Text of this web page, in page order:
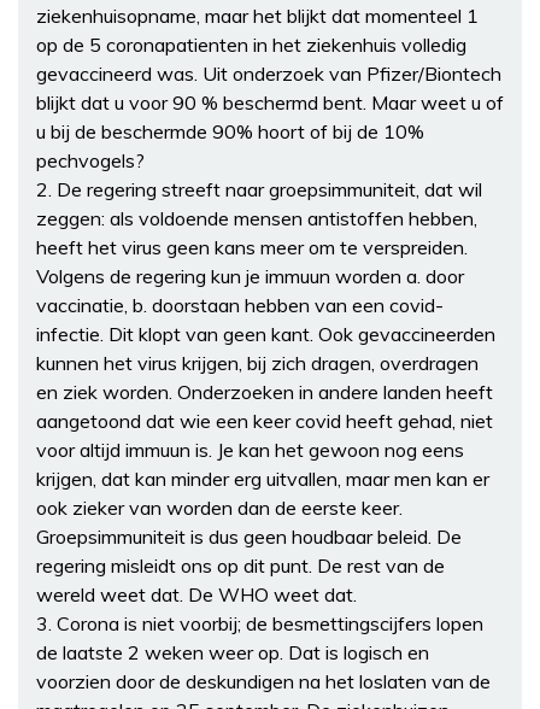
ziekenhuisopname, maar het blijkt dat momenteel 1
op de 5 coronapatienten in het ziekenhuis volledig
gevaccineerd was. Uit onderzoek van Pfizer/Biontech
blijkt dat u voor 90 % beschermd bent. Maar weet u of
u bij de beschermde 90% hoort of bij de 10%
pechvogels?
2. De regering streeft naar groepsimmuniteit, dat wil
zeggen: als voldoende mensen antistoffen hebben,
heeft het virus geen kans meer om te verspreiden.
Volgens de regering kun je immuun worden a. door
vaccinatie, b. doorstaan hebben van een covid-
infectie. Dit klopt van geen kant. Ook gevaccineerden
kunnen het virus krijgen, bij zich dragen, overdragen
en ziek worden. Onderzoeken in andere landen heeft
aangetoond dat wie een keer covid heeft gehad, niet
voor altijd immuun is. Je kan het gewoon nog eens
krijgen, dat kan minder erg uitvallen, maar men kan er
ook zieker van worden dan de eerste keer.
Groepsimmuniteit is dus geen houdbaar beleid. De
regering misleidt ons op dit punt. De rest van de
wereld weet dat. De WHO weet dat.
3. Corona is niet voorbij; de besmettingscijfers lopen
de laatste 2 weken weer op. Dat is logisch en
voorzien door de deskundigen na het loslaten van de